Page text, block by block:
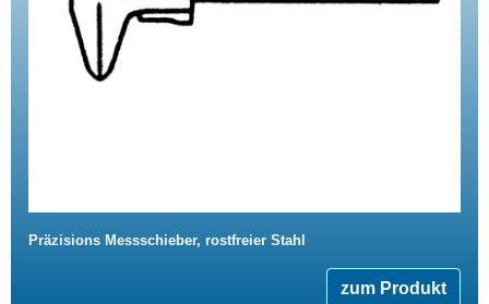
Präzisions Messschieber, rostfreier Stahl
zum Produkt